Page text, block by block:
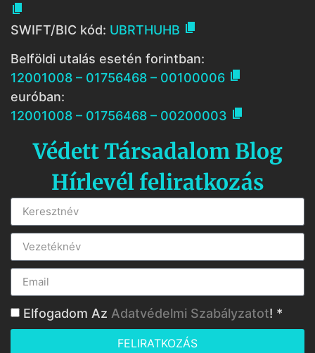

SWIFT/BIC kód: UBRTHUHB 
Belföldi utalás esetén forintban:
12001008 – 01756468 – 00100006 
euróban:
12001008 – 01756468 – 00200003 
Védett Társadalom Blog
Hírlevél feliratkozás
Elfogadom Az Adatvédelmi Szabályzatot! *
FELIRATKOZÁS